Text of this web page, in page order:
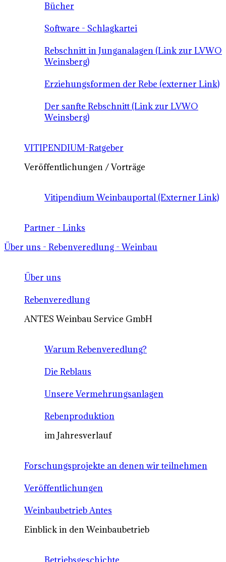
Bücher
Software - Schlagkartei
Rebschnitt in Junganalagen (Link zur LVWO
Weinsberg)
Erziehungsformen der Rebe (externer Link)
Der sanfte Rebschnitt (Link zur LVWO
Weinsberg)
VITIPENDIUM-Ratgeber
Veröffentlichungen / Vorträge
Vitipendium Weinbauportal (Externer Link)
Partner - Links
Über uns - Rebenveredlung - Weinbau
Über uns
Rebenveredlung
ANTES Weinbau Service GmbH
Warum Rebenveredlung?
Die Reblaus
Unsere Vermehrungsanlagen
Rebenproduktion
im Jahresverlauf
Forschungsprojekte an denen wir teilnehmen
Veröffentlichungen
Weinbaubetrieb Antes
Einblick in den Weinbaubetrieb